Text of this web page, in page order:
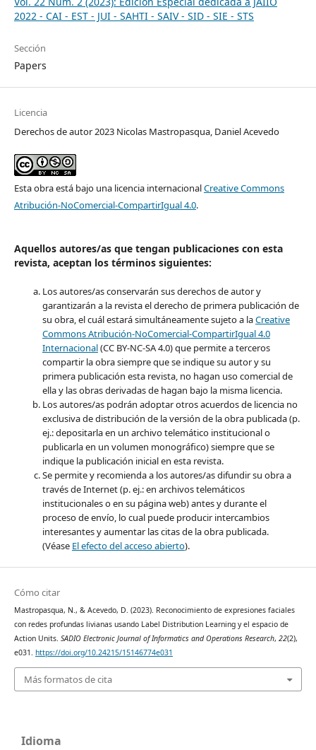
2022 - CAI - EST - JUI - SAHTI - SAIV - SID - SIE - STS
Sección
Papers
Licencia
Derechos de autor 2023 Nicolas Mastropasqua, Daniel Acevedo
Esta obra está bajo una licencia internacionalCreative Commons
Atribución-NoComercial-CompartirIgual 4.0.
Aquellos autores/as que tengan publicaciones con esta
revista, aceptan los términos siguientes:
Los autores/as conservarán sus derechos de autor y
garantizarán a la revista el derecho de primera publicación de
su obra, el cuál estará simultáneamente sujeto a laCreative
Commons Atribución-NoComercial-CompartirIgual 4.0
Internacional(CC BY-NC-SA 4.0) que permite a terceros
compartir la obra siempre que se indique su autor y su
primera publicación esta revista, no hagan uso comercial de
ella y las obras derivadas de hagan bajo la misma licencia.
Los autores/as podrán adoptar otros acuerdos de licencia no
exclusiva de distribución de la versión de la obra publicada (p.
ej.: depositarla en un archivo telemático institucional o
publicarla en un volumen monográfico) siempre que se
indique la publicación inicial en esta revista.
Se permite y recomienda a los autores/as difundir su obra a
través de Internet (p. ej.: en archivos telemáticos
institucionales o en su página web) antes y durante el
proceso de envío, lo cual puede producir intercambios
interesantes y aumentar las citas de la obra publicada.
(Véase El efecto del acceso abierto).
Cómo citar
Mastropasqua, N., & Acevedo, D. (2023). Reconocimiento de expresiones faciales
con redes profundas livianas usando Label Distribution Learning y el espacio de
Action Units. SADIO Electronic Journal of Informatics and Operations Research, 22(2),
e031. https://doi.org/10.24215/15146774e031
Más formatos de cita
Idioma